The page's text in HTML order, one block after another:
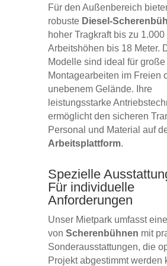
Für den Außenbereich
robuste Diesel-
hoher Tragkraft bis zu 1.000
Arbeitshöhen bis 18 Meter.
Modelle sind ideal für
Montagearbeiten im Freien
unebenem Gelände. Ihre
leistungsstarke
ermöglicht den sicheren
Personal und Material auf
Arbeitsplattform.
Spezielle
Für individuelle
Anforderungen
Unser Mietpark umfasst
von Scherenbühnen mit
Sonderausstattungen, die
Projekt abgestimmt werden